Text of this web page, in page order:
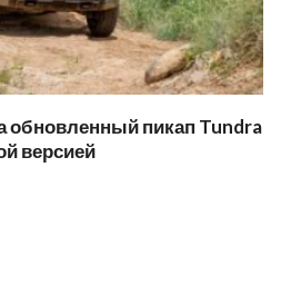
обновленный пикап Tundra
версией